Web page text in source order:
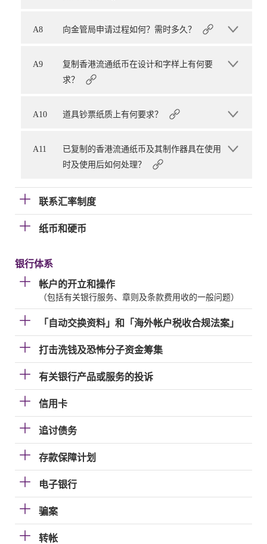
A8 向金管局申请过程如何？需时多久？
A9
复制香港流通纸币在设计和字样上有何要
求？
A10 道具钞票纸质上有何要求？
A11
已复制的香港流通纸币及其制作器具在使用
时及使用后如何处理？
联系汇率制度
纸币和硬币
银行体系
帐户的开立和操作
（包括有关银行服务、章则及条款费用收的一般问题）
「自动交换资料」和「海外帐户税收合规法案」
打击洗钱及恐怖分子资金筹集
有关银行产品或服务的投诉
信用卡
追讨债务
存款保障计划
电子银行
骗案
转帐